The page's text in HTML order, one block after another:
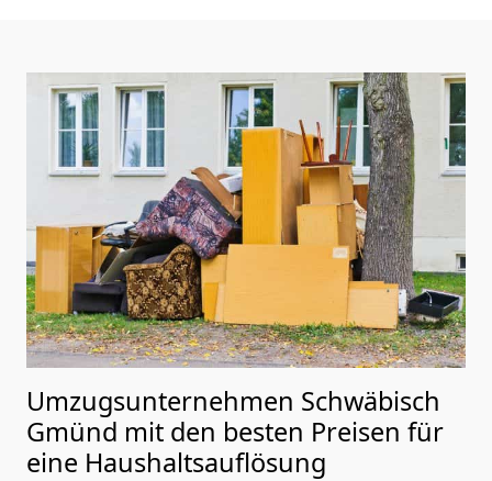
Umzugsunternehmen Schwäbisch
Gmünd mit den besten Preisen für
eine Haushaltsauflösung